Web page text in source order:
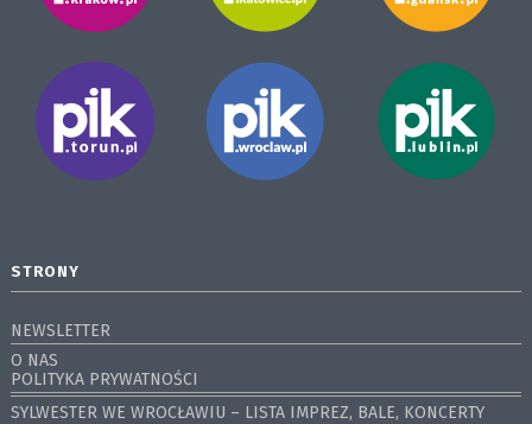
STRONY
NEWSLETTER
O NAS
POLITYKA PRYWATNOŚCI
SYLWESTER WE WROCŁAWIU – LISTA IMPREZ, BALE, KONCERTY